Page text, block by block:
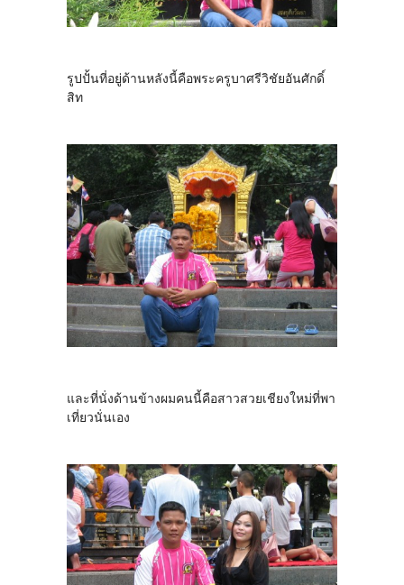
รูปปั้นที่อยู่ด้านหลังนี้คือพระครูบาศรีวิชัยอันศักดิ์
สิท
และที่นั่งด้านข้างผมคนนี้คือสาวสวยเชียงใหม่ที่พา
เที่ยวนั่นเอง